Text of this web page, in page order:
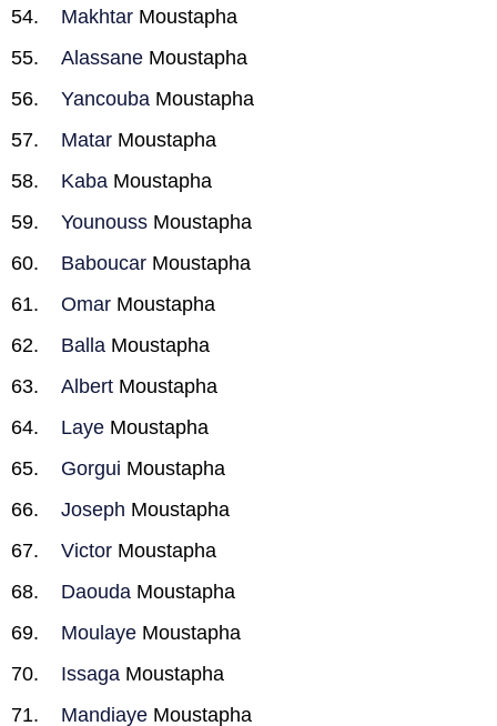
Makhtar Moustapha
Alassane Moustapha
Yancouba Moustapha
Matar Moustapha
Kaba Moustapha
Younouss Moustapha
Baboucar Moustapha
Omar Moustapha
Balla Moustapha
Albert Moustapha
Laye Moustapha
Gorgui Moustapha
Joseph Moustapha
Victor Moustapha
Daouda Moustapha
Moulaye Moustapha
Issaga Moustapha
Mandiaye Moustapha